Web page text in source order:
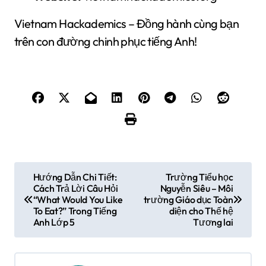
Vietnam Hackademics – Đồng hành cùng bạn
trên con đường chinh phục tiếng Anh!
u
Hướng Dẫn Chi Tiết:
Cách Trả Lời Câu Hỏi
“What Would You Like
To Eat?” Trong Tiếng
Anh Lớp 5
Trường Tiểu học
Nguyễn Siêu – Môi
trường Giáo dục Toàn
diện cho Thế hệ
Tương lai